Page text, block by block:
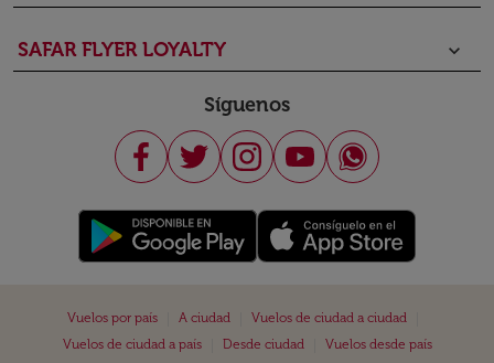
SAFAR FLYER LOYALTY keyboard_arrow_down
Síguenos
Vuelos por país A ciudad Vuelos de ciudad a ciudad
Vuelos de ciudad a país
Desde ciudad Vuelos desde país